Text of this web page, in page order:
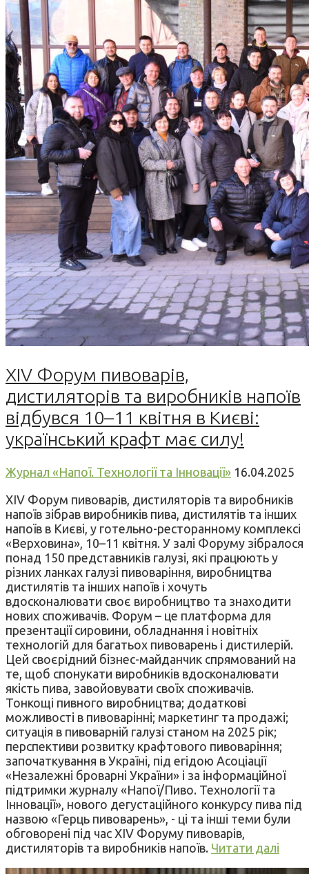
XIV Форум пивоварів,
дистиляторів та виробників напоїв
відбувся 10–11 квітня в Києві:
український крафт має силу!
Журнал «Напої. Технології та Інновації» 16.04.2025
XIV Форум пивоварів, дистиляторів та виробників
напоїв зібрав виробників пива, дистилятів та інших
напоїв в Києві, у готельно-ресторанному комплексі
«Верховина», 10–11 квітня. У залі Форуму зібралося
понад 150 представників галузі, які працюють у
різних ланках галузі пивоваріння, виробництва
дистилятів та інших напоїв і хочуть
вдосконалювати своє виробництво та знаходити
нових споживачів. Форум – це платформа для
презентації сировини, обладнання і новітніх
технологій для багатьох пивоварень і дистилерій.
Цей своєрідний бізнес-майданчик спрямований на
те, щоб спонукати виробників вдосконалювати
якість пива, завойовувати своїх споживачів.
Тонкощі пивного виробництва; додаткові
можливості в пивоварінні; маркетинг та продажі;
ситуація в пивоварній галузі станом на 2025 рік;
перспективи розвитку крафтового пивоваріння;
започаткування в Україні, під егідою Асоціації
«Незалежні броварні України» і за інформаційної
підтримки журналу «Напої/Пиво. Технології та
Інновації», нового дегустаційного конкурсу пива під
назвою «Герць пивоварень», - ці та інші теми були
обговорені під час XIV Форуму пивоварів,
дистиляторів та виробників напоїв. Читати далі